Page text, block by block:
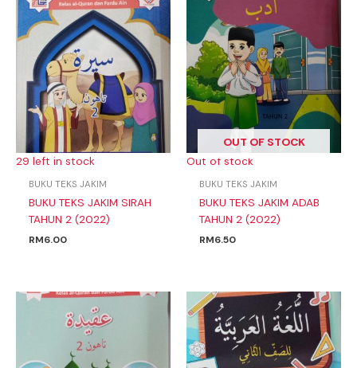
29 left in stock
BUKU TEKS JAKIM
BUKU TEKS JAKIM SIRAH
TAHUN 2 (2022)
RM6.00
OUT OF STOCK
Out of stock
BUKU TEKS JAKIM
BUKU TEKS JAKIM ADAB
TAHUN 2 (2022)
RM6.50